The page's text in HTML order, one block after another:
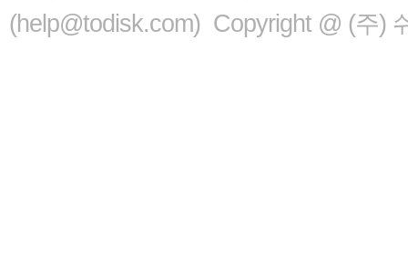
(help@todisk.com) Copyright @ (주)